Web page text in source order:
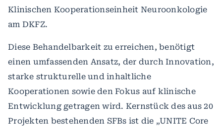
Klinischen Kooperationseinheit Neuroonkologie
am DKFZ.
Diese Behandelbarkeit zu erreichen, benötigt
einen umfassenden Ansatz, der durch Innovation,
starke strukturelle und inhaltliche
Kooperationen sowie den Fokus auf klinische
Entwicklung getragen wird. Kernstück des aus 20
Projekten bestehenden SFBs ist die „UNITE Core